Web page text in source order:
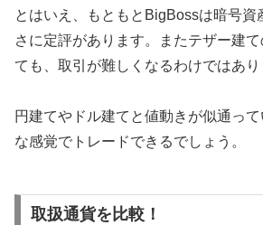
とはいえ、もともとBigBossは暗号資
さに定評があります。またテザー建
ても、取引が難しくなるわけではあり
円建てやドル建てと値動きが似通っ
な感覚でトレードできるでしょう。
取扱通貨を比較！